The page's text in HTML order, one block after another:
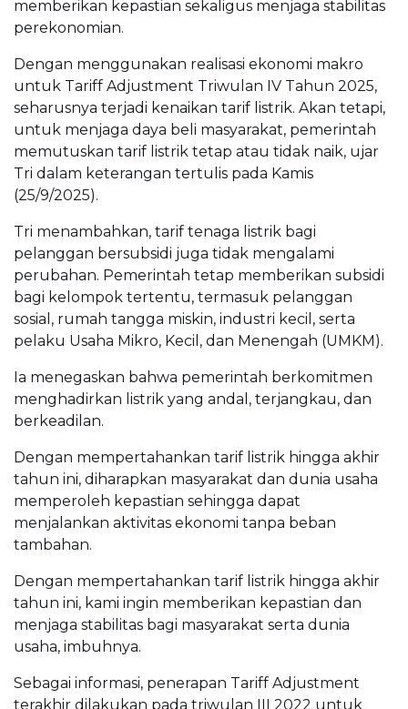
memberikan kepastian sekaligus menjaga stabilitas
perekonomian.
Dengan menggunakan realisasi ekonomi makro
untuk Tariff Adjustment Triwulan IV Tahun 2025,
seharusnya terjadi kenaikan tarif listrik. Akan tetapi,
untuk menjaga daya beli masyarakat, pemerintah
memutuskan tarif listrik tetap atau tidak naik, ujar
Tri dalam keterangan tertulis pada Kamis
(25/9/2025).
Tri menambahkan, tarif tenaga listrik bagi
pelanggan bersubsidi juga tidak mengalami
perubahan. Pemerintah tetap memberikan subsidi
bagi kelompok tertentu, termasuk pelanggan
sosial, rumah tangga miskin, industri kecil, serta
pelaku Usaha Mikro, Kecil, dan Menengah (UMKM).
Ia menegaskan bahwa pemerintah berkomitmen
menghadirkan listrik yang andal, terjangkau, dan
berkeadilan.
Dengan mempertahankan tarif listrik hingga akhir
tahun ini, diharapkan masyarakat dan dunia usaha
memperoleh kepastian sehingga dapat
menjalankan aktivitas ekonomi tanpa beban
tambahan.
Dengan mempertahankan tarif listrik hingga akhir
tahun ini, kami ingin memberikan kepastian dan
menjaga stabilitas bagi masyarakat serta dunia
usaha, imbuhnya.
Sebagai informasi, penerapan Tariff Adjustment
terakhir dilakukan pada triwulan III 2022 untuk